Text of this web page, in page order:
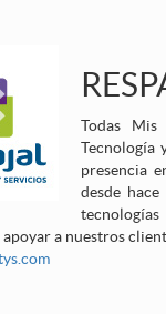
Todas
presencia
desde
apoyar a nuestros